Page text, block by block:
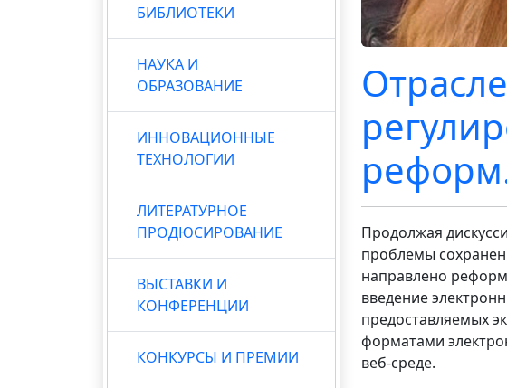
БИБЛИОТЕКИ
НАУКА И
ОБРАЗОВАНИЕ
ИННОВАЦИОННЫЕ
ТЕХНОЛОГИИ
ЛИТЕРАТУРНОЕ
ПРОДЮСИРОВАНИЕ
ВЫСТАВКИ И
КОНФЕРЕНЦИИ
КОНКУРСЫ И ПРЕМИИ
Продолжая
проблемы
направлено
введение
предоставляемых
форматами
веб-среде.